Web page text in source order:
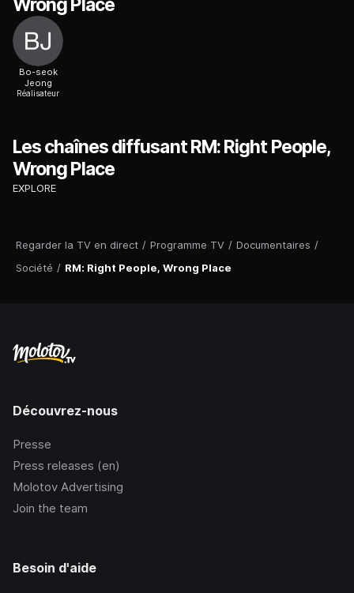
Regarder la TV en direct / Programme TV / Documentaires /
Société / RM: Right People, Wrong Place
Wrong Place
Bo-seok
Jeong
Réalisateur
Les chaînes diffusant RM: Right People,
Wrong Place
EXPLORE
Découvrez-nous
Presse
Press releases (en)
Molotov Advertising
Join the team
Besoin d'aide